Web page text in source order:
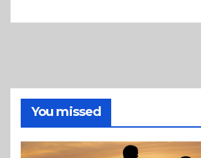
richtige
Entscheidung
You missed